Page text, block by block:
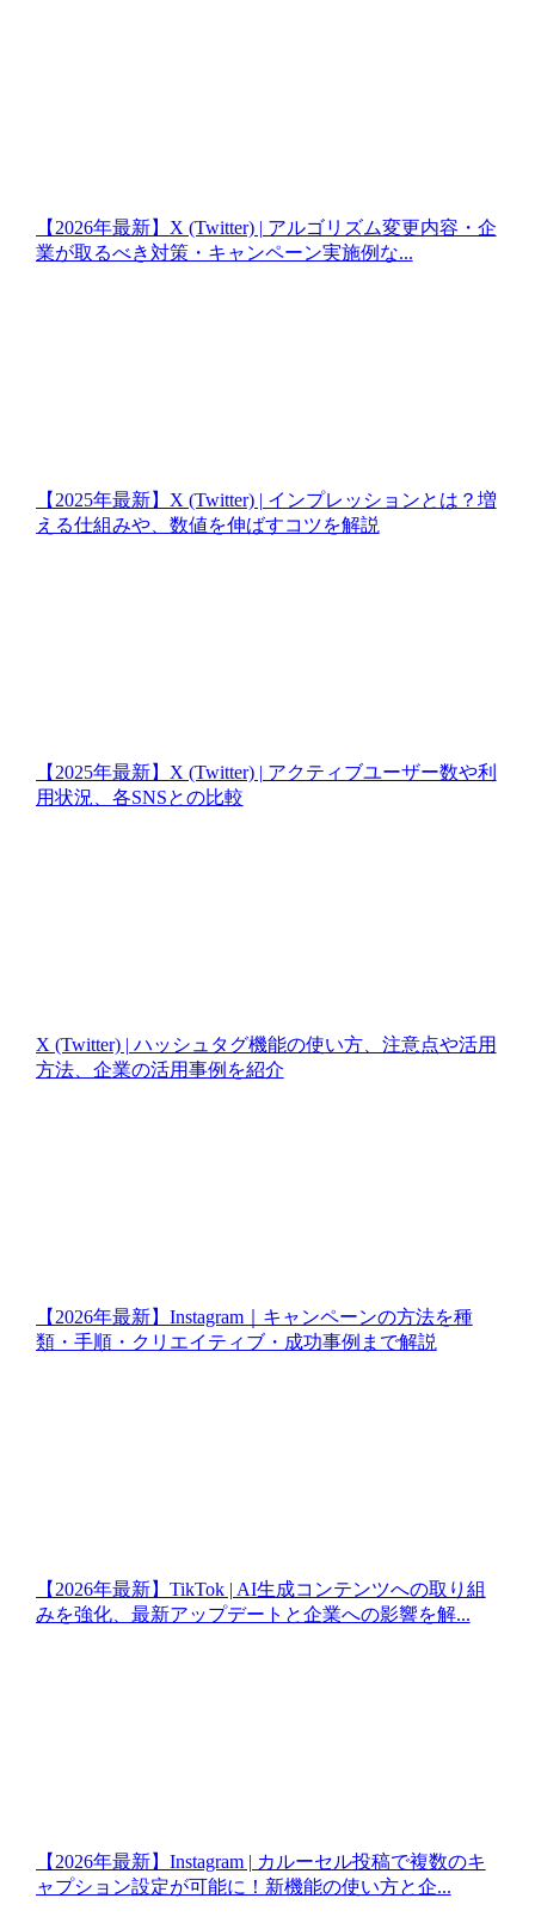
【2026年最新】X (Twitter) | アルゴリズム変更内容・企
業が取るべき対策・キャンペーン実施例な...
【2025年最新】X (Twitter) | インプレッションとは？増
える仕組みや、数値を伸ばすコツを解説
【2025年最新】X (Twitter) | アクティブユーザー数や利
用状況、各SNSとの比較
X (Twitter) | ハッシュタグ機能の使い方、注意点や活用
方法、企業の活用事例を紹介
【2026年最新】Instagram｜キャンペーンの方法を種
類・手順・クリエイティブ・成功事例まで解説
【2026年最新】TikTok | AI生成コンテンツへの取り組
みを強化、最新アップデートと企業への影響を解...
【2026年最新】Instagram | カルーセル投稿で複数のキ
ャプション設定が可能に！新機能の使い方と企...